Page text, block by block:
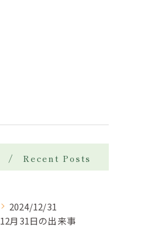
Recent Posts
2024/12/31
12月31日の出来事